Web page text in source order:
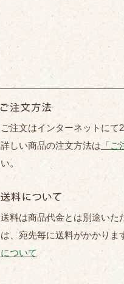
ご注文はインターネットにて
詳しい商品の注文方法は 「
い。
送料は商品代金とは別途いた
は、宛先毎に送料がかかりま
について